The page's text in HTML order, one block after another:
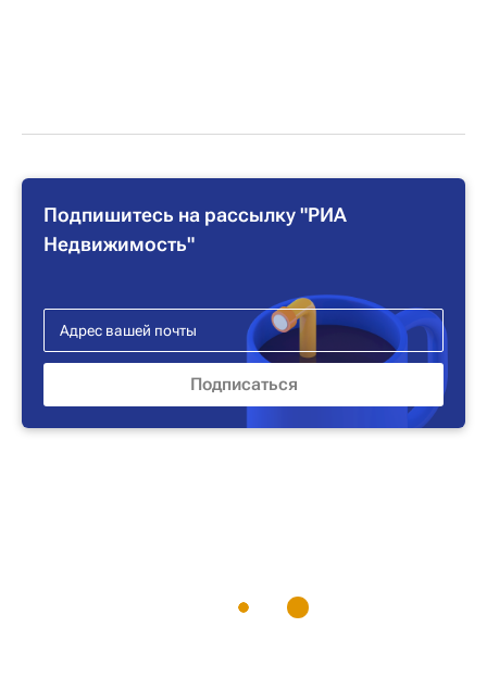
Подпишитесь на рассылку "РИА
Недвижимость"